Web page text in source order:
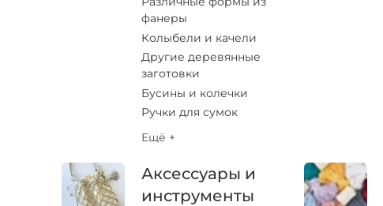
фанеры
Колыбели и качели
Другие деревянные
заготовки
Бусины и колечки
Ручки для сумок
Ещё +
Аксессуары и
инструменты